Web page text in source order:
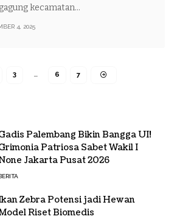
kecamatan…
4, 2025
3 … 6 7
Palembang Bikin Bangga UI!
Patriosa Sabet Wakil I
Jakarta Pusat 2026
Zebra Potensi jadi Hewan
Riset Biomedis